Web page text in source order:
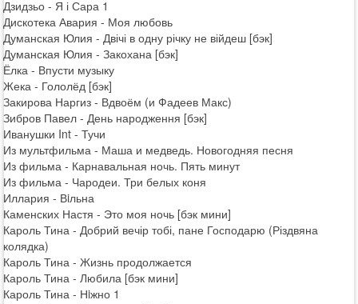
Дзидзьо - Я і Сара 1
Дискотека Авария - Моя любовь
Думанская Юлия - Двічі в одну річку не війдеш [бэк]
Думанская Юлия - Закохана [бэк]
Ёлка - Впусти музыку
Жека - Гололёд [бэк]
Закирова Наргиз - Вдвоём (и Фадеев Макс)
Зибров Павел - День народження [бэк]
Иванушки Int - Тучи
Из мультфильма - Маша и медведь. Новогодняя песня
Из фильма - Карнавальная ночь. Пять минут
Из фильма - Чародеи. Три белых коня
Иллария - Вiльна
Каменских Настя - Это моя ночь [бэк мини]
Кароль Тина - Добрий вечір тобі, пане Господарю (Різдвяна
колядка)
Кароль Тина - Жизнь продолжается
Кароль Тина - Любила [бэк мини]
Кароль Тина - Нiжно 1